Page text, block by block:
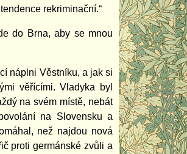
rekriminační.“
do Brna, aby se mnou
náplni Věstníku, a jak si
věřícími. Vladyka byl
na svém místě, nebát
na Slovensku a
než najdou nová
proti germánské zvůli a